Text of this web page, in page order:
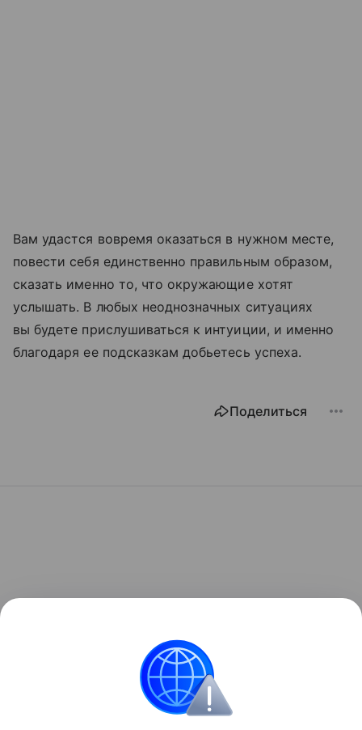
Вам удастся вовремя оказаться в нужном месте,
повести себя единственно правильным образом,
сказать именно то, что окружающие хотят
услышать. В любых неоднозначных ситуациях
вы будете прислушиваться к интуиции, и именно
благодаря ее подсказкам добьетесь успеха.
Поделиться